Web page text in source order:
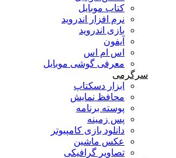
کتاب موبایل
نرم افزار اندروید
بازی اندروید
آیفون
اس ام اس
معرفی گوشی موبایل
سرگرمی
ابزار دسکتاپ
محافظ نمایش
پوسته برنامه
پس زمینه
دانلود بازی کامپیوتر
عکس ماشین
تصاویر گرافیکی